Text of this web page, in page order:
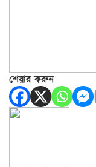
শেয়ার করুন